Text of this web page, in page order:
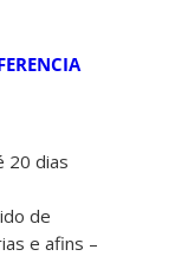
20 dias
de
e afins –